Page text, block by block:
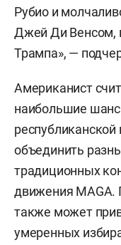
Рубио и
Джей Ди Венсом,
Трампа», —
Американист
наибольшие
республиканской
объединить
традиционных
движения MAGA.
также может
умеренных